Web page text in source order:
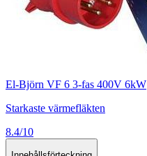
El-Björn VF 6 3-fas 400V 6kW
Starkaste värmefläkten
8.4/10